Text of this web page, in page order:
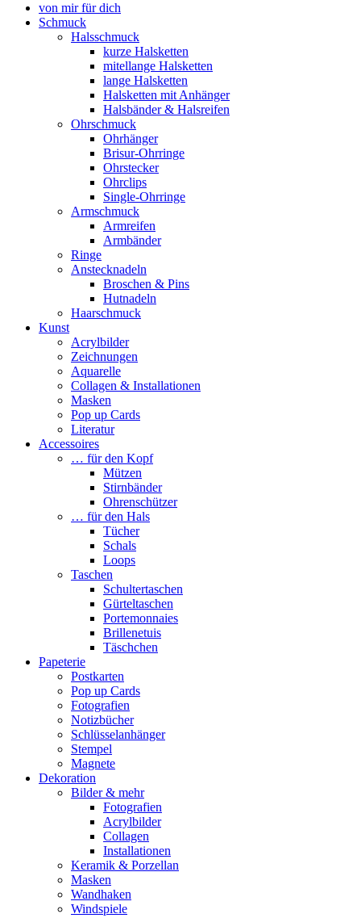
von mir für dich
Schmuck
Halsschmuck
kurze Halsketten
mitellange Halsketten
lange Halsketten
Halsketten mit Anhänger
Halsbänder & Halsreifen
Ohrschmuck
Ohrhänger
Brisur-Ohrringe
Ohrstecker
Ohrclips
Single-Ohrringe
Armschmuck
Armreifen
Armbänder
Ringe
Anstecknadeln
Broschen & Pins
Hutnadeln
Haarschmuck
Kunst
Acrylbilder
Zeichnungen
Aquarelle
Collagen & Installationen
Masken
Pop up Cards
Literatur
Accessoires
… für den Kopf
Mützen
Stirnbänder
Ohrenschützer
… für den Hals
Tücher
Schals
Loops
Taschen
Schultertaschen
Gürteltaschen
Portemonnaies
Brillenetuis
Täschchen
Papeterie
Postkarten
Pop up Cards
Fotografien
Notizbücher
Schlüsselanhänger
Stempel
Magnete
Dekoration
Bilder & mehr
Fotografien
Acrylbilder
Collagen
Installationen
Keramik & Porzellan
Masken
Wandhaken
Windspiele